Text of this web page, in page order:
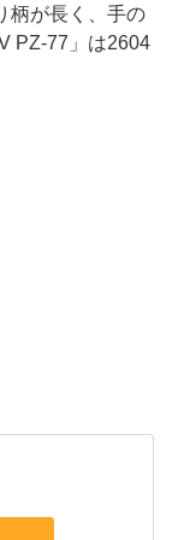
柄が長く、手の
PZ-77」は2604